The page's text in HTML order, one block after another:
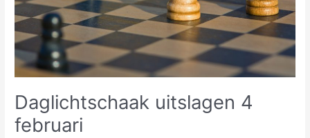
Daglichtschaak uitslagen 4
februari